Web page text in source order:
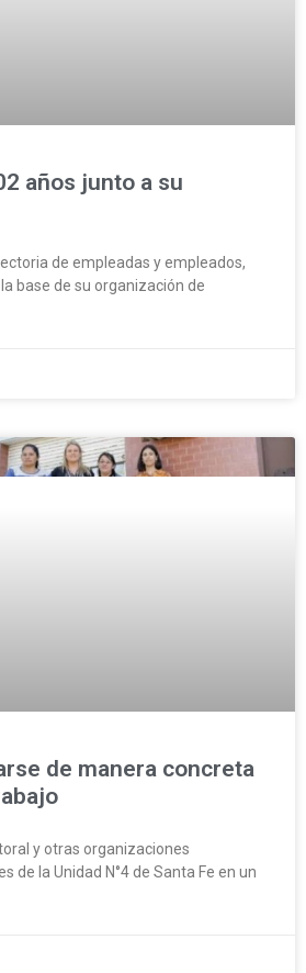
años junto a su
de empleadas y empleados,
base de su organización de
de manera concreta
y otras organizaciones
de la Unidad N°4 de Santa Fe en un